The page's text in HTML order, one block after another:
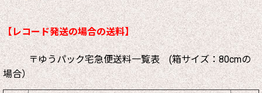
【レコード発送の場合の送料】
〒ゆうパック宅急便送料一覧表 (箱サイズ：80cmの
場合）